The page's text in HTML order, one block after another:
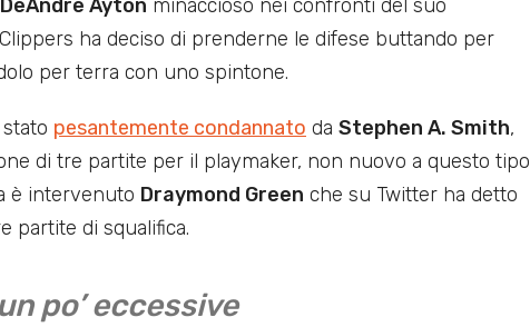
DeAndre Ayton minaccioso nei confronti del suo
ha deciso di prenderne le difese buttando per
per terra con uno spintone.
pesantemente condannato da Stephen A. Smith,
di tre partite per il playmaker, non nuovo a questo tipo
è intervenuto Draymond Green che su Twitter ha detto
partite di squalifica.
po’ eccessive